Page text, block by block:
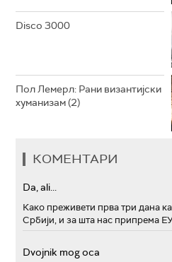
Disco 3000
Пол Лемерл: Рани византијски
хуманизам (2)
КОМЕНТАРИ
Da, ali...
Како преживети прва три дана
Србији, и за шта нас припрема
Dvojnik mog oca